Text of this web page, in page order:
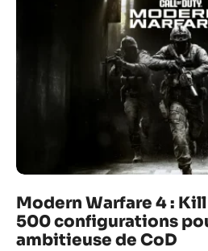
Modern Warfare 4 :
500 configurations
ambitieuse de CoD